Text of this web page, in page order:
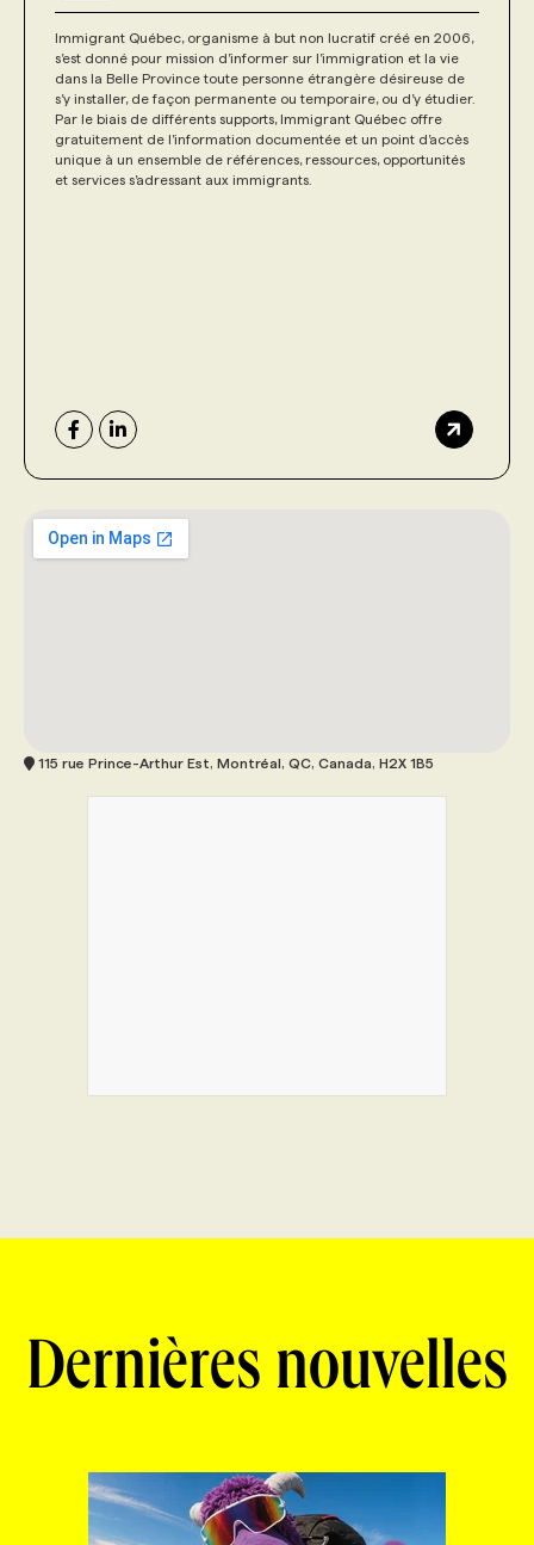
Immigrant Québec, organisme à but non lucratif créé en 2006,
s’est donné pour mission d’informer sur l’immigration et la vie
dans la Belle Province toute personne étrangère désireuse de
s’y installer, de façon permanente ou temporaire, ou d’y étudier.
Par le biais de différents supports, Immigrant Québec offre
gratuitement de l’information documentée et un point d’accès
unique à un ensemble de références, ressources, opportunités
et services s’adressant aux immigrants.
115 rue Prince-Arthur Est, Montréal, QC, Canada, H2X 1B5
Dernières nouvelles